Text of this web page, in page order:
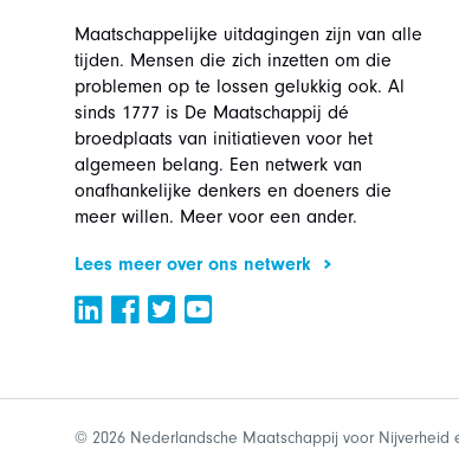
Maatschappelijke uitdagingen zijn van alle
tijden. Mensen die zich inzetten om die
problemen op te lossen gelukkig ook. Al
sinds 1777 is De Maatschappij dé
broedplaats van initiatieven voor het
algemeen belang. Een netwerk van
onafhankelijke denkers en doeners die
meer willen. Meer voor een ander.
Lees meer over ons netwerk
© 2026 Nederlandsche Maatschappij voor Nijverheid